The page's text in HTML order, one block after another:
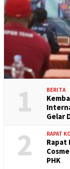
1 BERITA
Gelar
2 RAPAT
Rapat
PHK